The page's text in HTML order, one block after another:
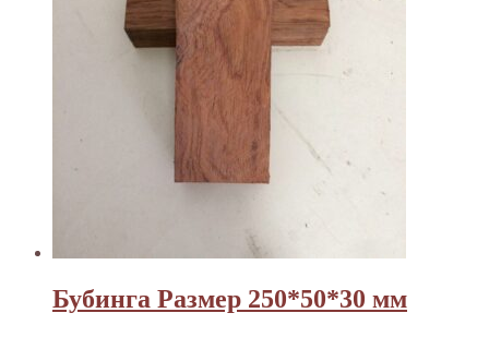
Бубинга Размер 250*50*30 мм